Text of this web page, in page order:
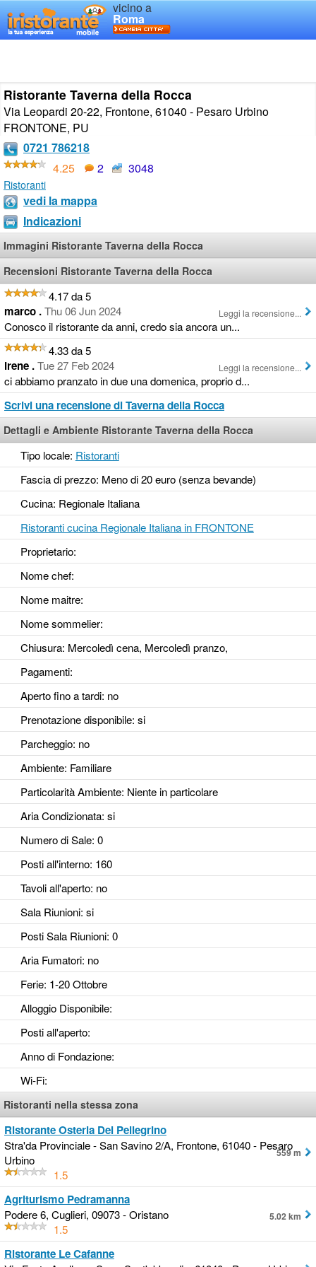
vicino a
Roma
Ristorante Taverna della Rocca
Via Leopardi 20-22, Frontone, 61040 - Pesaro Urbino
FRONTONE, PU
0721 786218
4.25
2 3048
Ristoranti
vedi la mappa
Indicazioni
Immagini Ristorante Taverna della Rocca
Recensioni Ristorante Taverna della Rocca
4.17 da 5
marco .Thu 06 Jun 2024
Conosco il ristorante da anni, credo sia ancora un...
Leggi la recensione...
4.33 da 5
irene .Tue 27 Feb 2024
ci abbiamo pranzato in due una domenica, proprio d...
Leggi la recensione...
Scrivi una recensione di Taverna della Rocca
Dettagli e Ambiente Ristorante Taverna della Rocca
Tipo locale: Ristoranti
Fascia di prezzo: Meno di 20 euro (senza bevande)
Cucina: Regionale Italiana
Ristoranti cucina Regionale Italiana in FRONTONE
Proprietario:
Nome chef:
Nome maitre:
Nome sommelier:
Chiusura: Mercoledì cena, Mercoledì pranzo,
Pagamenti:
Aperto fino a tardi: no
Prenotazione disponibile: si
Parcheggio: no
Ambiente: Familiare
Particolarità Ambiente: Niente in particolare
Aria Condizionata: si
Numero di Sale: 0
Posti all'interno: 160
Tavoli all'aperto: no
Sala Riunioni: si
Posti Sala Riunioni: 0
Aria Fumatori: no
Ferie: 1-20 Ottobre
Alloggio Disponibile:
Posti all'aperto:
Anno di Fondazione:
Wi-Fi:
Ristoranti nella stessa zona
Ristorante Osteria Del Pellegrino
Stra'da Provinciale - San Savino 2/A, Frontone, 61040 - Pesaro
Urbino
1.5
559 m
Agriturismo Pedramanna
Podere 6, Cuglieri, 09073 - Oristano
1.5
5.02 km
Ristorante Le Cafanne